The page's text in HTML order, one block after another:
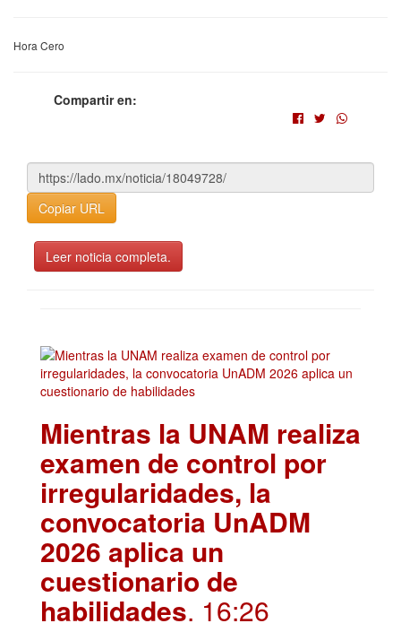
Hora Cero
Compartir en:
Copiar URL
Leer noticia completa.
Mientras la UNAM realiza
examen de control por
irregularidades, la
convocatoria UnADM
2026 aplica un
cuestionario de
habilidades. 16:26